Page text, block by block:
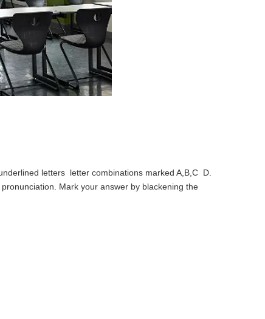
letters letter combinations marked A,B,C D.
Mark your answer by blackening the